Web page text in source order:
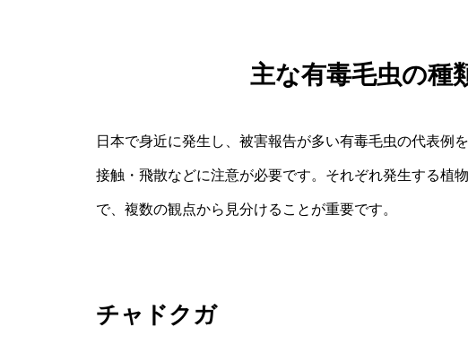
主な有毒毛虫の種
日本で身近に発生し、被害報告が多い有毒毛虫の代表例
接触・飛散などに注意が必要です。それぞれ発生する植
で、複数の観点から見分けることが重要です。
チャドクガ